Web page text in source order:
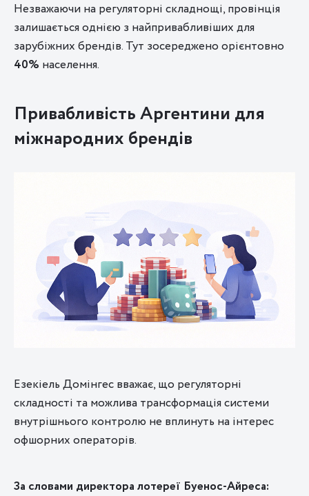
Незважаючи на регуляторні складнощі, провінція
залишається однією з найпривабливіших для
зарубіжних брендів. Тут зосереджено орієнтовно
40% населення.
Привабливість Аргентини для
міжнародних брендів
Езекіель Домінгес вважає, що регуляторні
складності та можлива трансформація системи
внутрішнього контролю не вплинуть на інтерес
офшорних операторів.
За словами директора лотереї Буенос-Айреса: